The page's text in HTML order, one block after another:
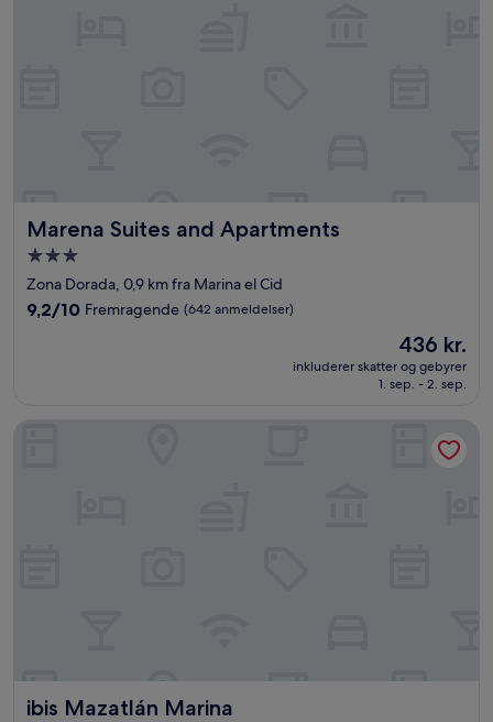
Marena Suites and Apartments
Marena Suites and Apartments
3.0-
stjernet
overnatningssted
Zona Dorada, 0,9 km fra Marina el Cid
9.2
anmeldelser)
9,2/10 Fremragende (642 anmeldelser)
Prisen
436 kr.
436 kr.
inkluderer skatter og gebyrer
1. sep. - 2. sep.
ibis Mazatlán Marina
ibis Mazatlán Marina
ibis Mazatlán Marina